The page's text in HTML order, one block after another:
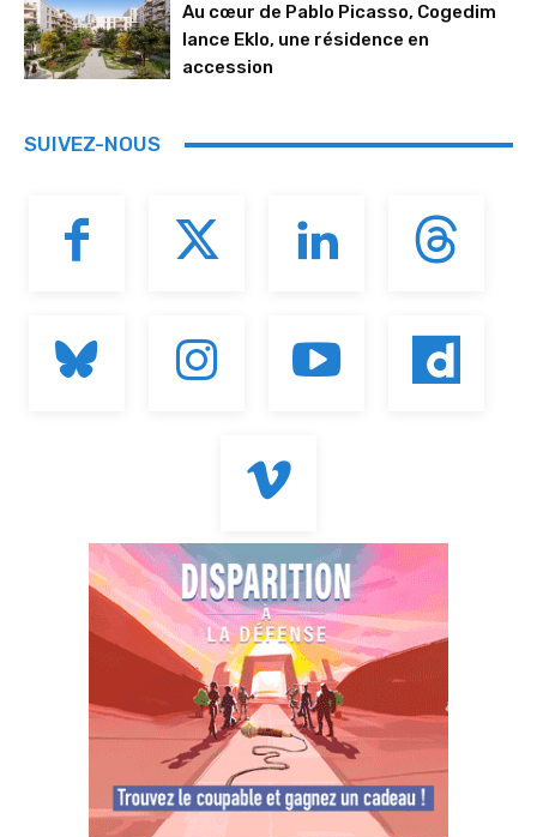
Au cœur de Pablo Picasso, Cogedim
lance Eklo, une résidence en
accession
SUIVEZ-NOUS